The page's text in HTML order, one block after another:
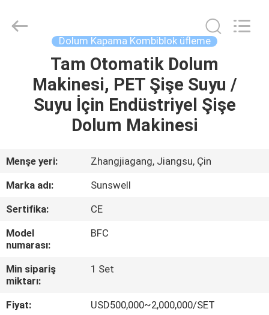
ÜRÜN:%
VİDEOLAR
FABRIKA
KALITE
Dolum Kapama Kombiblok üfleme
Tam Otomatik Dolum
Makinesi, PET Şişe Suyu /
Suyu İçin Endüstriyel Şişe
Dolum Makinesi
Menşe yeri:
Zhangjiagang, Jiangsu, Çin
Marka adı:
Sunswell
Sertifika:
CE
Model
numarası:
BFC
Min sipariş
miktarı:
1 Set
Fiyat:
USD500,000~2,000,000/SET